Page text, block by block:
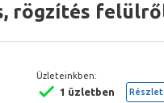
rögzítés
Üzleteinkben:
1 üzletben